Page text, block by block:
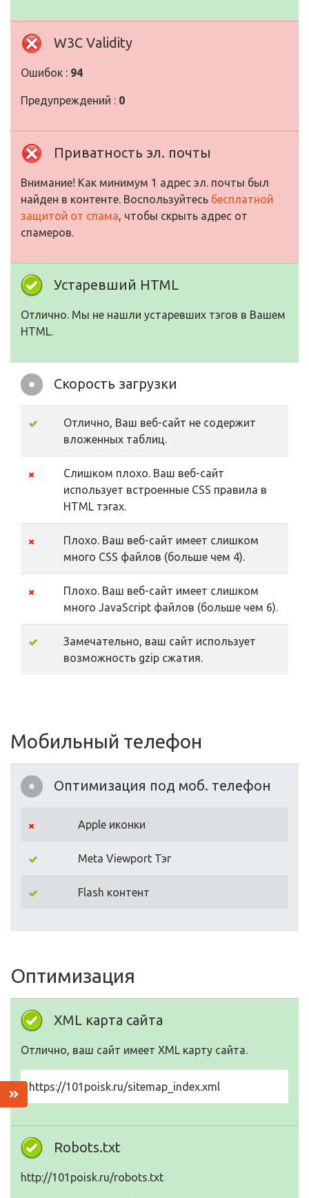
W3C Validity
Ошибок : 94
Предупреждений : 0
Приватность эл. почты
Внимание! Как минимум 1 адрес эл. почты был
найден в контенте. Воспользуйтесь бесплатной
защитой от спама, чтобы скрыть адрес от
спамеров.
Устаревший HTML
Отлично. Мы не нашли устаревших тэгов в Вашем
HTML.
Скорость загрузки
Отлично, Ваш веб-сайт не содержит
вложенных таблиц.
Слишком плохо. Ваш веб-сайт
использует встроенные CSS правила в
HTML тэгах.
Плохо. Ваш веб-сайт имеет слишком
много CSS файлов (больше чем 4).
Плохо. Ваш веб-сайт имеет слишком
много JavaScript файлов (больше чем 6).
Замечательно, ваш сайт использует
возможность gzip сжатия.
Мобильный телефон
Оптимизация под моб. телефон
Apple иконки
Meta Viewport Тэг
Flash контент
Оптимизация
XML карта сайта
Отлично, ваш сайт имеет XML карту сайта.
https://101poisk.ru/sitemap_index.xml
Robots.txt
http://101poisk.ru/robots.txt